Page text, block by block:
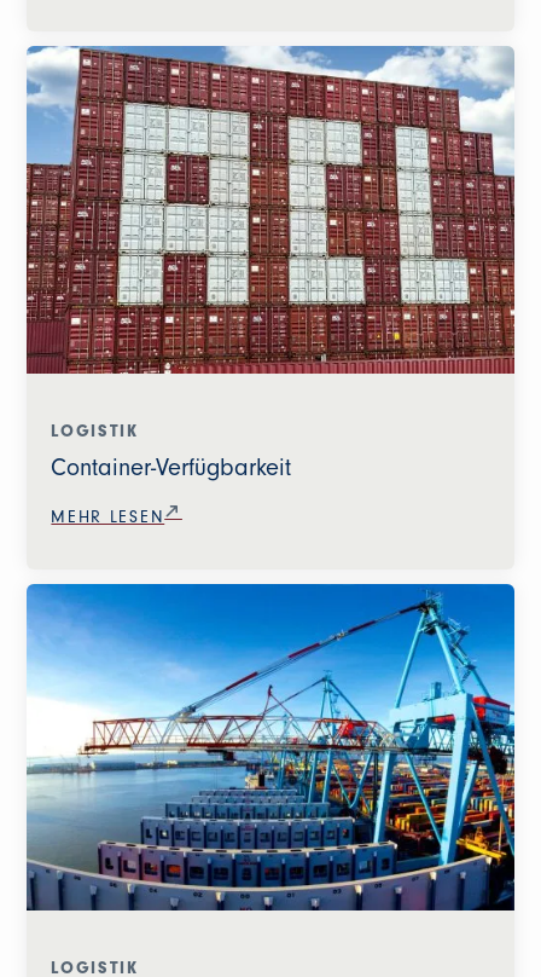
LOGISTIK
Container-Verfügbarkeit
MEHR LESEN
LOGISTIK